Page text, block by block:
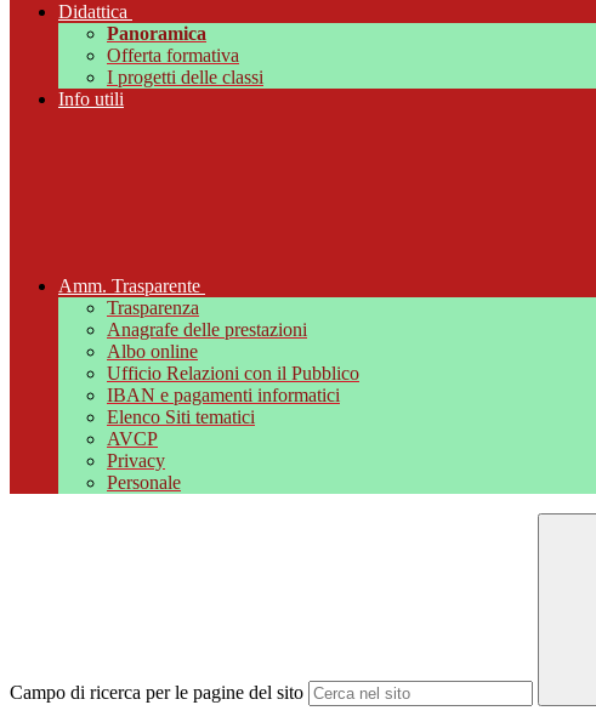
Didattica
Panoramica
Offerta formativa
I progetti delle classi
Info utili
Amm. Trasparente
Trasparenza
Anagrafe delle prestazioni
Albo online
Ufficio Relazioni con il Pubblico
IBAN e pagamenti informatici
Elenco Siti tematici
AVCP
Privacy
Personale
Campo di ricerca per le pagine del sito